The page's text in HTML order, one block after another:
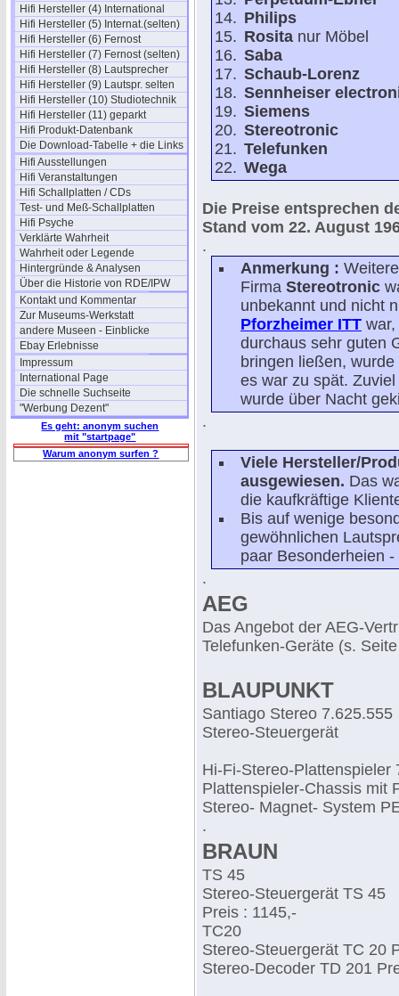
Hifi Hersteller (4) International
Hifi Hersteller (5) Internat.(selten)
Hifi Hersteller (6) Fernost
Hifi Hersteller (7) Fernost (selten)
Hifi Hersteller (8) Lautsprecher
Hifi Hersteller (9) Lautspr. selten
Hifi Hersteller (10) Studiotechnik
Hifi Hersteller (11) geparkt
Hifi Produkt-Datenbank
Die Download-Tabelle + die Links
Hifi Ausstellungen
Hifi Veranstaltungen
Hifi Schallplatten / CDs
Test- und Meß-Schallplatten
Hifi Psyche
Verklärte Wahrheit
Wahrheit oder Legende
Hintergründe & Analysen
Über die Historie von RDE/IPW
Kontakt und Kommentar
Zur Museums-Werkstatt
andere Museen - Einblicke
Ebay Erlebnisse
Impressum
International Page
Die schnelle Suchseite
"Werbung Dezent"
Es geht: anonym suchen
mit "startpage"
Warum anonym surfen ?
Philips
Rosita nur Möbel
Saba
Schaub-Lorenz
Sennheiser
Siemens
Stereotronic
Telefunken
Wega
Die Preise entsprechen
Stand vom 22. August
.
Anmerkung :
Firma Stereotronic
unbekannt und nicht
Pforzheimer ITT
durchaus sehr guten
bringen ließen,
es war zu spät.
wurde über Nacht
.
Viele Hersteller/
ausgewiesen. Das
die kaufkräftige
Bis auf wenige
gewöhnlichen
paar Besonderheien
.
AEG
Das Angebot der AEG-
Telefunken-Geräte (s.
BLAUPUNKT
Santiago Stereo 7.625.555
Stereo-Steuergerät
Hi-Fi-Stereo-Plattenspieler
Plattenspieler-Chassis mit
Stereo- Magnet- System
.
BRAUN
TS 45
Stereo-Steuergerät TS 45
Preis : 1145,-
TC20
Stereo-Steuergerät TC 20
Stereo-Decoder TD 201